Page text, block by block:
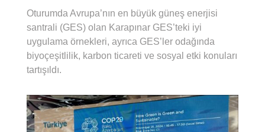
Oturumda Avrupa’nın en büyük güneş enerjisi
santrali (GES) olan Karapınar GES’teki iyi
uygulama örnekleri, ayrıca GES’ler odağında
biyoçeşitlilik, karbon ticareti ve sosyal etki konuları
tartışıldı.